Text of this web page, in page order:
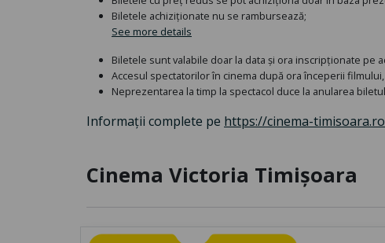
Biletele achiziționate nu se rambursează;
See more details
Biletele sunt valabile doar la data și ora inscripționate pe
Accesul spectatorilor în cinema după ora începerii
Neprezentarea la timp la spectacol duce la anularea
Informații complete pe https://cinema-
Cinema Victoria Timișoara